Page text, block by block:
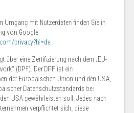
Umgang mit Nutzerdaten finden Sie in
von Google:
privacy?hl=de
über eine Zertifizierung nach dem „EU-
(DPF). Der DPF ist ein
der Europäischen Union und den USA,
Datenschutzstandards bei
USA gewährleisten soll. Jedes nach
verpflichtet sich, diese